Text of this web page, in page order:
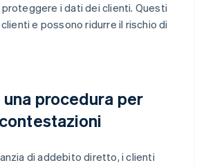
i dati dei clienti. Questi
e possono ridurre il rischio di
procedura per
di addebito diretto, i clienti